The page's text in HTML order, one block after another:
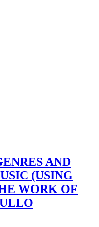
AND
(USING
WORK OF